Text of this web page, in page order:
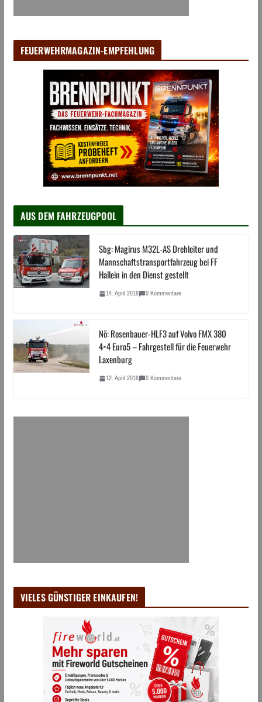
FEUERWEHRMAGAZIN-EMPFEHLUNG
AUS DEM FAHRZEUGPOOL
Sbg: Magirus M32L-AS Drehleiter und
Mannschaftstransportfahrzeug bei FF
Hallein in den Dienst gestellt
14. April 2016 0 Kommentare
Nö: Rosenbauer-HLF3 auf Volvo FMX 380
4×4 Euro5 – Fahrgestell für die Feuerwehr
Laxenburg
12. April 2016 0 Kommentare
VIELES GÜNSTIGER EINKAUFEN!